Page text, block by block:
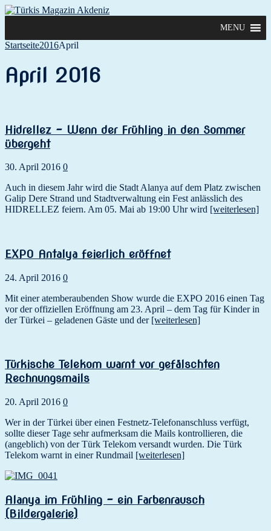
MENU
Startseite2016April
April 2016
Hidrellez – Wenn der Frühling in den Sommer
übergeht
30. April 2016 0
Auch in diesem Jahr wird die Stadt Alanya auf dem Platz zwischen
Galip Dere Strand und Stadtverwaltung ein Fest anlässlich des
HIDRELLEZ feiern. Am 05. Mai ab 19:00 Uhr wird [weiterlesen]
EXPO Antalya feierlich eröffnet
24. April 2016 0
Mit einer atemberaubenden Show wurde die EXPO 2016 einen Tag
vor der offiziellen Eröffnung am 23. April – dem Tag für Kinder in
der Türkei – geladenen Gäste und der [weiterlesen]
Türkische Telekom warnt vor gefälschten
Rechnungsmails
20. April 2016 0
Wer in der Türkei über einen Festnetz-Telefonanschluss verfügt,
sollte dieser Tage sehr aufmerksam die Mails kontrollieren, die
(angeblich) von der Türk Telekom versandt wurden. Die Türk
Telekom warnt in einer Rundmail [weiterlesen]
Alanya im Frühling – ein Farbenrausch
(Bildergalerie)